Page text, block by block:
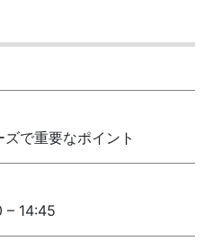
で重要なポイント
14:45